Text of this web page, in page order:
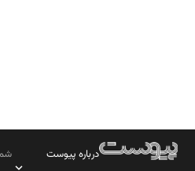
درباره پیوست